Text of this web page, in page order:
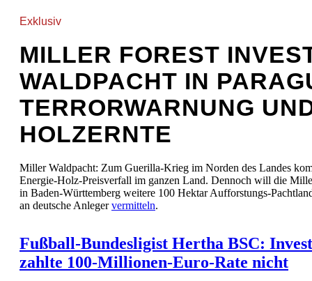
Exklusiv
MILLER FOREST
WALDPACHT IN
TERRORWARNUNG
HOLZERNTE
Miller Waldpacht: Zum Guerilla-Krieg im Norden des Landes
Energie-Holz-Preisverfall im ganzen Land. Dennoch will die
in Baden-Württemberg weitere 100 Hektar Aufforstungs-
an deutsche Anlegervermitteln.
Fußball-Bundesligist Hertha BSC:
zahlte 100-Millionen-Euro-Rate nicht